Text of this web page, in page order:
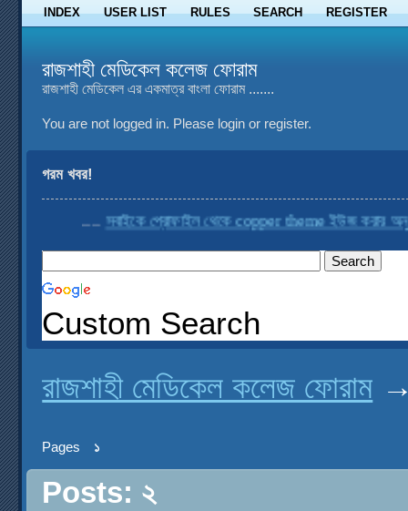
INDEX USER LIST RULES SEARCH REGISTER
রাজশাহী মেডিকেল কলেজ ফোরাম
রাজশাহী মেডিকেল এর একমাত্র বাংলা ফোরাম .......
You are not logged in. Please login or register.
গরম খবর!
....সবাইকে প্রোফাইল থেকে copper theme ইউজ করার
Custom Search
রাজশাহী মেডিকেল কলেজ ফোরাম
Pages ১
Posts: ২